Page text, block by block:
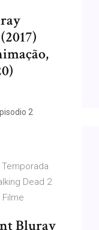
2
Dead 2
Bluray